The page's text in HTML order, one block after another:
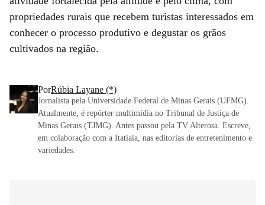
propriedades rurais que recebem turistas interessados em
conhecer o processo produtivo e degustar os grãos
cultivados na região.
PorRúbia Layane (*)
Jornalista pela Universidade Federal de Minas Gerais (UFMG).
Atualmente, é repórter multimídia no Tribunal de Justiça de
Minas Gerais (TJMG). Antes passou pela TV Alterosa. Escreve,
em colaboração com a Itatiaia, nas editorias de entretenimento e
variedades.